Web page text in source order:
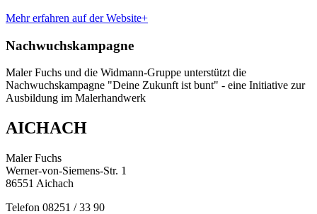
Mehr erfahren auf der Website+
Nachwuchskampagne
Maler Fuchs und die Widmann-Gruppe unterstützt die
Nachwuchskampagne "Deine Zukunft ist bunt" - eine Initiative zur
Ausbildung im Malerhandwerk
AICHACH
Maler Fuchs
Werner-von-Siemens-Str. 1
86551 Aichach
Telefon 08251 / 33 90